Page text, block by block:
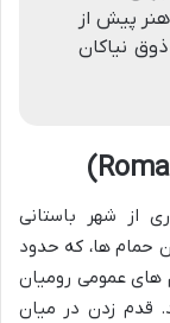
پیش از
نیاکان
از شهر باستانی
حمام ها، که حدود
های عمومی رومیان
قدم زدن در میان